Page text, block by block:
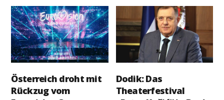
Österreich droht mit
Rückzug vom
Dodik: Das
Theaterfestival